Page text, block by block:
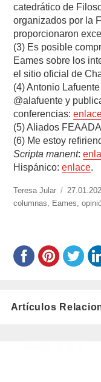
catedrático de
organizados por la
proporcionaron
(3) Es posible
Eames sobre los
el sitio oficial de
(4) Antonio
@alafuente y
conferencias:
(5) Aliados
(6) Me estoy
Scripta manent:
Hispánico:enlace.
https://
jular/
Teresa Jular
Publicado
el
columnas, Eames,
Artículos